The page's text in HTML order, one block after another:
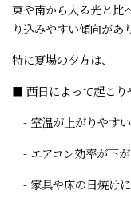
東や南から入る光と比
り込みやすい傾向があ
特に夏場の夕方は、
■ 西日によって起こり
- 室温が上がりやすい
- エアコン効率が下
- 家具や床の日焼け